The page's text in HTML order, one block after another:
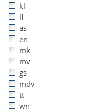
kl
lf
as
en
mk
mv
gs
mdv
tt
wn